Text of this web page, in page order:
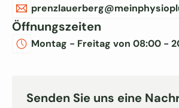
Öffnungszeiten
Montag - Freitag von 08:00 -
Senden Sie uns eine